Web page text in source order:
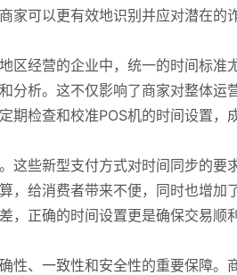
家可以更有效地识别并应对潜在的
区经营的企业中，统一的时间标准
分析。这不仅影响了商家对整体运
期检查和校准POS机的时间设置，
这些新型支付方式对时间同步的要
，给消费者带来不便，同时也增加
，正确的时间设置更是确保交易顺
性、一致性和安全性的重要保障。